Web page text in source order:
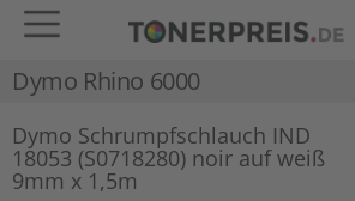
Dymo Rhino 6000
Dymo Schrumpfschlauch IND
18053 (S0718280) noir auf weiß
9mm x 1,5m